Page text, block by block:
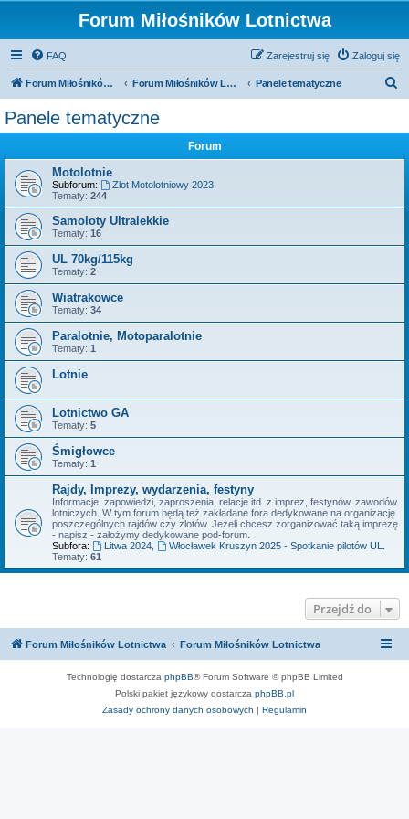
Forum Miłośników Lotnictwa
FAQ Zaloguj się
Zarejestruj się
Forum Miłośników Lotnictwa Forum Miłośników Lotnictwa Panele tematyczne
Panele tematyczne
Forum
Motolotnie
Subforum:
Zlot Motolotniowy 2023
Tematy: 244
Samoloty Ultralekkie
Tematy: 16
UL 70kg/115kg
Tematy: 2
Wiatrakowce
Tematy: 34
Paralotnie, Motoparalotnie
Tematy: 1
Lotnie
Lotnictwo GA
Tematy: 5
Śmigłowce
Tematy: 1
Rajdy, Imprezy, wydarzenia, festyny
Informacje, zapowiedzi, zaproszenia, relacje itd. z imprez, festynów, zawodów
lotniczych. W tym forum będą też zakładane fora dedykowane na organizację
poszczególnych rajdów czy zlotów. Jeżeli chcesz zorganizować taką imprezę
- napisz - założymy dedykowane pod-forum.
Subfora:
Litwa 2024,
Włocławek Kruszyn 2025 - Spotkanie pilotów UL.
Tematy: 61
Przejdź do
Forum Miłośników Lotnictwa Forum Miłośników Lotnictwa
Technologię dostarcza phpBB® Forum Software © phpBB Limited
Polski pakiet językowy dostarcza phpBB.pl
Zasady ochrony danych osobowych | Regulamin